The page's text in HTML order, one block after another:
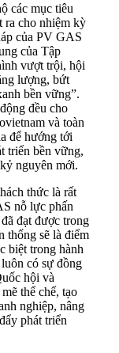
các mục tiêu
ra cho nhiệm kỳ
của PV GAS
của Tập
vượt trội, hội
lượng, bứt
bền vững”.
đều cho
và toàn
để hướng tới
triển bền vững,
nguyên mới.
thức là rất
nỗ lực phấn
đạt được trong
thống sẽ là điểm
biệt trong hành
có sự đồng
hội và
thể chế, tạo
nghiệp, nâng
phát triển